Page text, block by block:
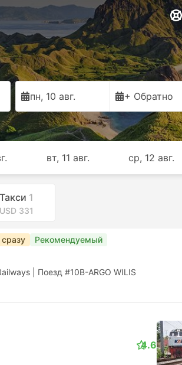
пн, 10 авг. + Обратно
вт, 11 авг. ср, 12 авг.
Такси 1
331
Рекомендуемый
Поезд #10B-ARGO WILIS
4.6